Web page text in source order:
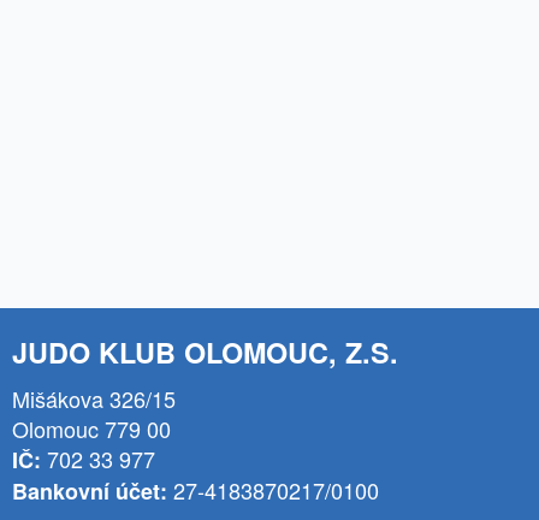
JUDO KLUB OLOMOUC, Z.S.
Mišákova 326/15
Olomouc 779 00
IČ: 702 33 977
Bankovní účet: 27-4183870217/0100